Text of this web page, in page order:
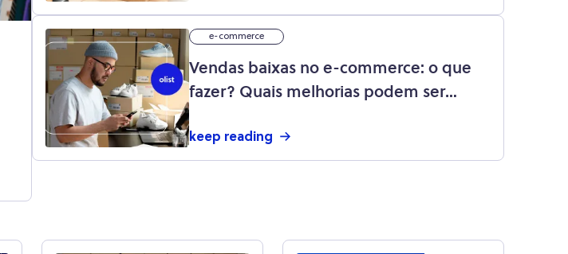
e-commerce
Vendas baixas no e-commerce: o que
fazer? Quais melhorias podem ser
keep reading